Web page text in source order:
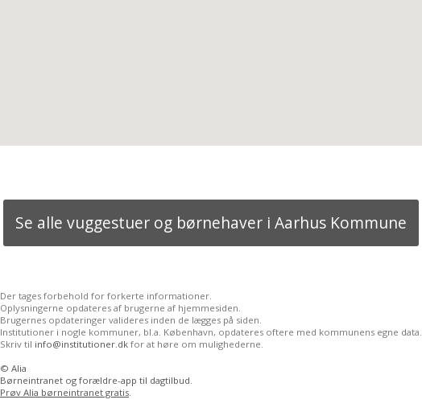
Se alle vuggestuer og børnehaver i Aarhus Kommune
Der tages forbehold for forkerte informationer.
Oplysningerne opdateres af brugerne af hjemmesiden.
Brugernes opdateringer valideres inden de lægges på siden.
Institutioner i nogle kommuner, bl.a. København, opdateres oftere med kommunens egne data.
Skriv til info@institutioner.dk for at høre om mulighederne.
© Alia
Børneintranet og forældre-app til dagtilbud.
Prøv Alia børneintranet gratis